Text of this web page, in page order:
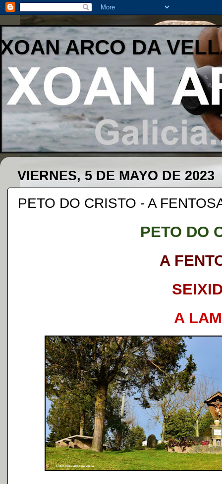
XOAN ARCO DA
VIERNES, 5 DE MAYO DE 2023
PETO DO CRISTO - A
PETO DO
A
A